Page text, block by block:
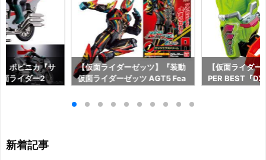
ポピニカ『サ
ライダー2
【仮面ライダーゼッツ】『装動
仮面ライダーゼッツ AGT5 Fea
ド』食玩フィギュア予約【バン
【仮面ライダ
PER BEST『
新着記事